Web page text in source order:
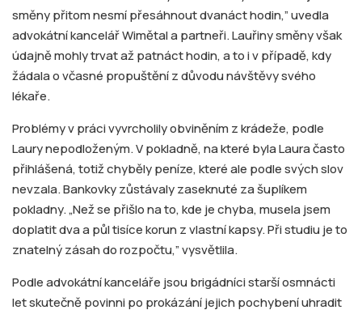
směny přitom nesmí přesáhnout dvanáct hodin,” uvedla
advokátní kancelář Wimětal a partneři. Lauřiny směny však
údajně mohly trvat až patnáct hodin, a to i v případě, kdy
žádala o včasné propuštění z důvodu návštěvy svého
lékaře.
Problémy v práci vyvrcholily obviněním z krádeže, podle
Laury nepodloženým. V pokladně, na které byla Laura často
přihlášená, totiž chyběly peníze, které ale podle svých slov
nevzala. Bankovky zůstávaly zaseknuté za šuplíkem
pokladny. „Než se přišlo na to, kde je chyba, musela jsem
doplatit dva a půl tisíce korun z vlastní kapsy. Při studiu je to
znatelný zásah do rozpočtu,” vysvětlila.
Podle advokátní kanceláře jsou brigádníci starší osmnácti
let skutečně povinni po prokázání jejich pochybení uhradit